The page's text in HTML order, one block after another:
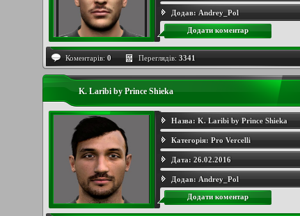
Додав: Andrey_Pol
Додати коментар
Коментарів: 0 Переглядів: 3341
K. Laribi by Prince Shieka
Назва: K. Laribi by Prince Shieka
Категорія: Pro Vercelli
Дата: 26.02.2016
Додав: Andrey_Pol
Додати коментар